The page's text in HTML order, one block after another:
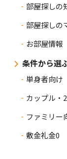
部屋探しの
部屋探しの
お部屋情報
条件から選
単身者向け
カップル・
ファミリー
敷金礼金0